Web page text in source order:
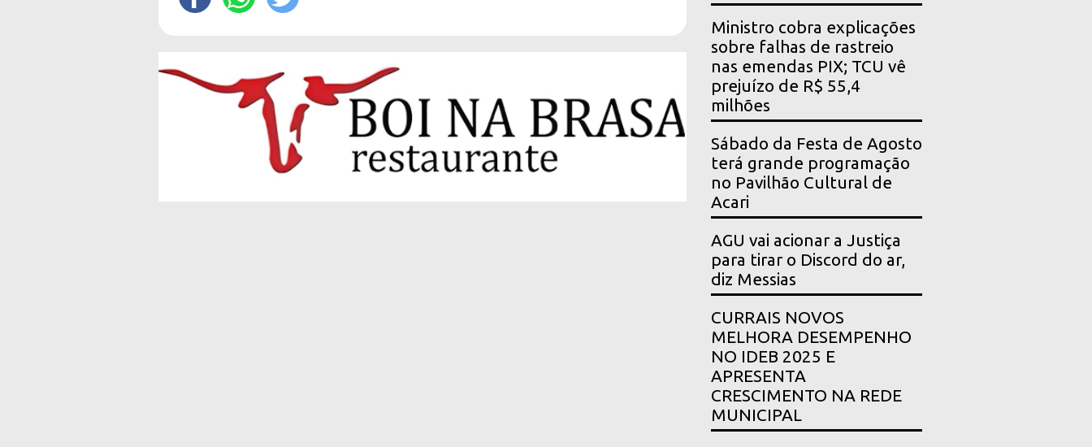
Ministro cobra explicações
sobre falhas de rastreio
nas emendas PIX; TCU vê
prejuízo de R$ 55,4
milhões
Sábado da Festa de Agosto
terá grande programação
no Pavilhão Cultural de
Acari
AGU vai acionar a Justiça
para tirar o Discord do ar,
diz Messias
CURRAIS NOVOS
MELHORA DESEMPENHO
NO IDEB 2025 E
APRESENTA
CRESCIMENTO NA REDE
MUNICIPAL